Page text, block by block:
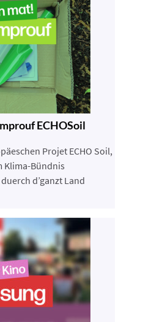
ECHOSoil
Projet ECHO Soil,
Klima-Bündnis
d’ganzt Land